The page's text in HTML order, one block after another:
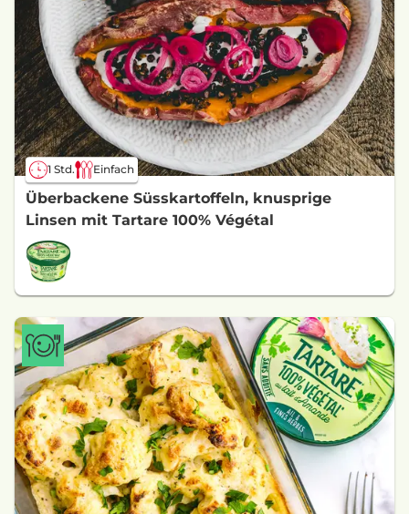
1 Std. Einfach
Überbackene Süsskartoffeln, knusprige
Linsen mit Tartare 100% Végétal